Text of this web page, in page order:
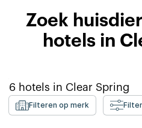
Zoek
hotels in
6 hotels in Clear Spring
Filteren op merk